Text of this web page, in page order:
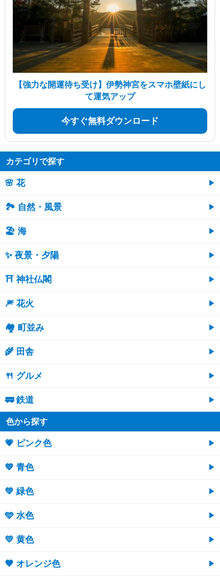
【強力な開運待ち受け】伊勢神宮をスマホ壁紙にし
て運気アップ
今すぐ無料ダウンロード
カテゴリで探す
🌸 花
🏞️ 自然・風景
🏖 海
✨ 夜景・夕陽
⛩ 神社仏閣
🎆 花火
🏘 町並み
🌾 田舎
🍴 グルメ
🚃 鉄道
色から探す
💗 ピンク色
💙 青色
💚 緑色
🩵 水色
💛 黄色
🧡 オレンジ色